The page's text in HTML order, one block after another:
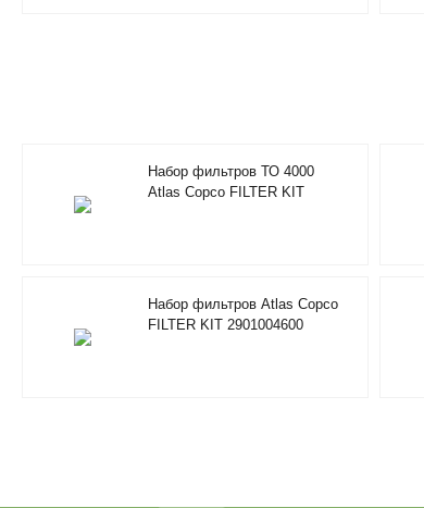
Набор фильтров ТО 4000
Atlas Copco FILTER KIT
Набор фильтров Atlas Copco
FILTER KIT 2901004600